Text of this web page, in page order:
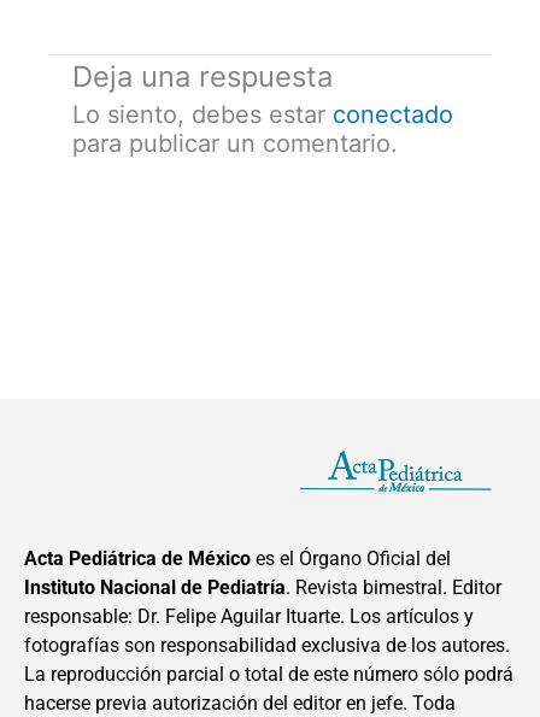
Deja una respuesta
Lo siento, debes estar conectado
para publicar un comentario.
Acta Pediátrica de México es el Órgano Oficial del
Instituto Nacional de Pediatría. Revista bimestral. Editor
responsable: Dr. Felipe Aguilar Ituarte. Los artículos y
fotografías son responsabilidad exclusiva de los autores.
La reproducción parcial o total de este número sólo podrá
hacerse previa autorización del editor en jefe. Toda